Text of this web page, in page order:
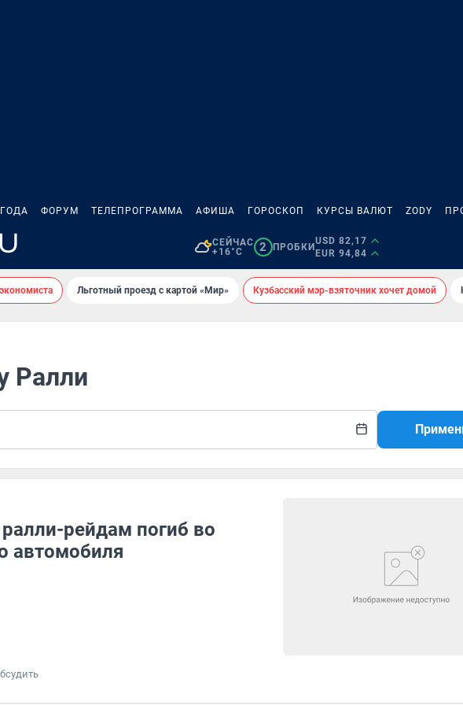
ФОРУМ ТЕЛЕПРОГРАММА АФИША ГОРОСКОП КУРСЫ ВАЛЮТ ZODY
СЕЙЧАС
+16°C
2 ПРОБКИ
USD 82,17
EUR 94,84
Льготный проезд с картой «Мир» Кузбасский мэр-взяточник хочет домой
Ралли
рейдам погиб во
автомобиля